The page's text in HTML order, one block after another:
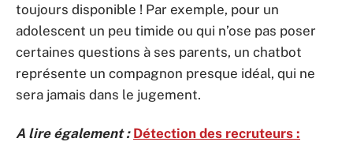
toujours disponible ! Par exemple, pour un
adolescent un peu timide ou qui n’ose pas poser
certaines questions à ses parents, un chatbot
représente un compagnon presque idéal, qui ne
sera jamais dans le jugement.
A lire également : Détection des recruteurs :